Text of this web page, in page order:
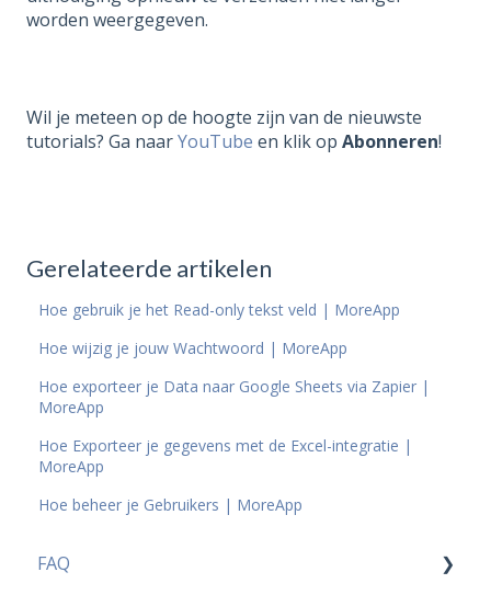
worden weergegeven.
Wil je meteen op de hoogte zijn van de nieuwste
tutorials? Ga naarYouTube en klik op Abonneren!
Gerelateerde artikelen
Hoe gebruik je het Read-only tekst veld | MoreApp
Hoe wijzig je jouw Wachtwoord | MoreApp
Hoe exporteer je Data naar Google Sheets via Zapier |
MoreApp
Hoe Exporteer je gegevens met de Excel-integratie |
MoreApp
Hoe beheer je Gebruikers | MoreApp
FAQ